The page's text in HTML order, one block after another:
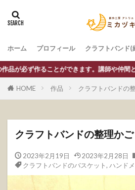
ホーム プロフィール クラフトバンド(
できます。講師や仲間と一緒に楽しい時
HOME 作品 クラフトバンドの
クラフトバンドの整理かご
2023年2月19日 2023年2月28日
クラフトバンドのバスケット, ハンド